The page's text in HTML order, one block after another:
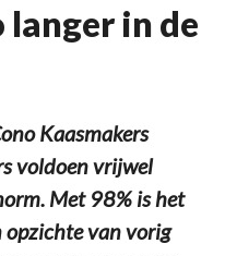
langer in de
Kaasmakers
voldoen vrijwel
Met 98% is het
opzichte van vorig